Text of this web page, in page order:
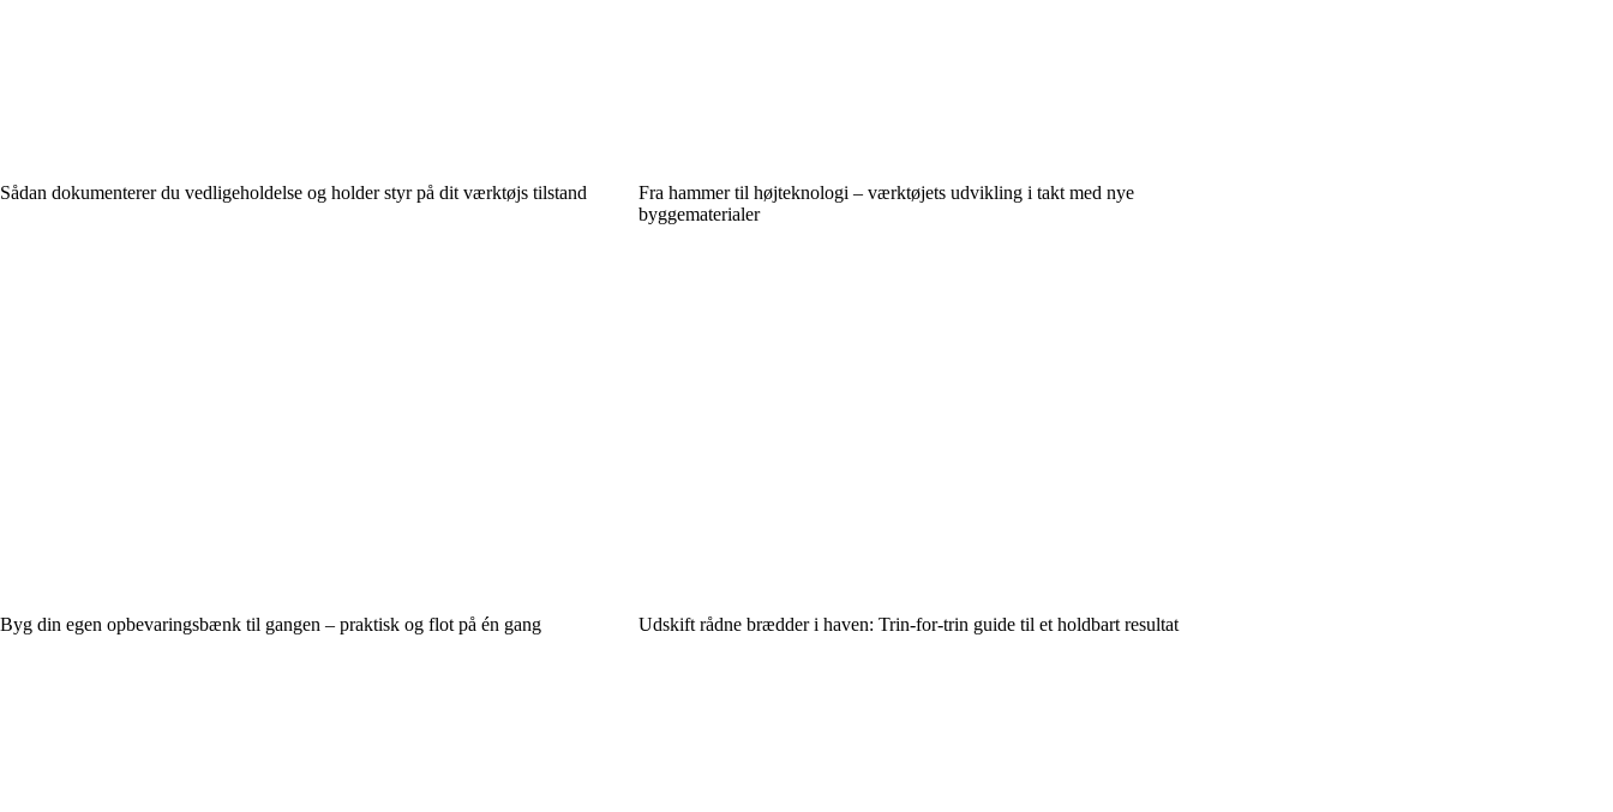
Sådan dokumenterer du vedligeholdelse og holder styr på dit værktøjs tilstand
Fra hammer til højteknologi – værktøjets udvikling i takt med nye
byggematerialer
Byg din egen opbevaringsbænk til gangen – praktisk og flot på én gang Udskift rådne brædder i haven: Trin-for-trin guide til et holdbart resultat